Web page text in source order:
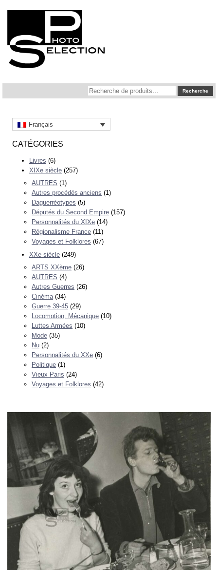
Recherche
pour :
Recherche
Français
CATÉGORIES
Livres (6)
XIXe siècle (257)
AUTRES (1)
Autres procédés anciens (1)
Daguerréotypes (5)
Députés du Second Empire (157)
Personnalités du XIXe (14)
Régionalisme France (11)
Voyages et Folklores (67)
XXe siècle (249)
ARTS XXème (26)
AUTRES (4)
Autres Guerres (26)
Cinéma (34)
Guerre 39-45 (29)
Locomotion, Mécanique (10)
Luttes Armées (10)
Mode (35)
Nu (2)
Personnalités du XXe (6)
Politique (1)
Vieux Paris (24)
Voyages et Folklores (42)